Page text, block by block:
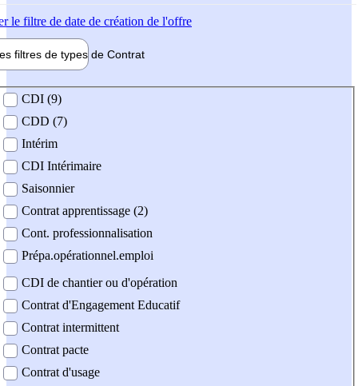
le filtre de date de création de l'offre
filtres de types de Contrat
contrat
CDI (9)
CDD (7)
Intérim
CDI Intérimaire
Saisonnier
Contrat apprentissage (2)
Cont. professionnalisation
Prépa.opérationnel.emploi
CDI de chantier ou d'opération
Contrat d'Engagement Educatif
Contrat intermittent
Contrat pacte
Contrat d'usage